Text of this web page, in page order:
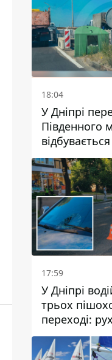
18:04
У Дніпрі
Південного
відбувається
17:59
У Дніпрі
трьох
переході:
Науки